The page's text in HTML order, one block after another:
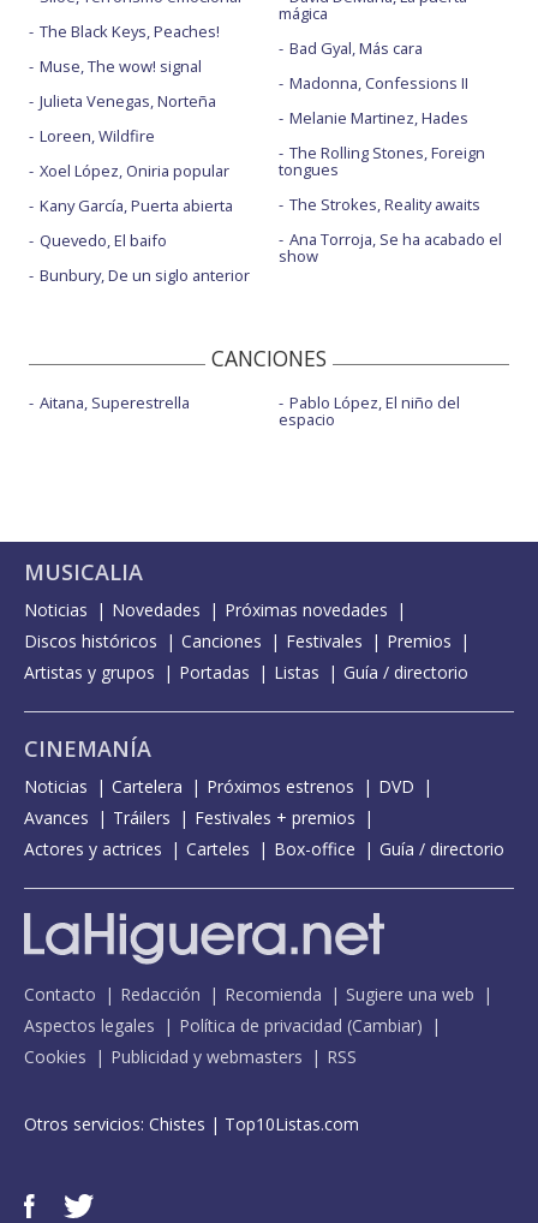
The Black Keys, Peaches!
Muse, The wow! signal
Julieta Venegas, Norteña
Loreen, Wildfire
Xoel López, Oniria popular
Kany García, Puerta abierta
Quevedo, El baifo
Bunbury, De un siglo anterior
mágica
Bad Gyal, Más cara
Madonna, Confessions II
Melanie Martinez, Hades
The Rolling Stones, Foreign
tongues
The Strokes, Reality awaits
Ana Torroja, Se ha acabado el
show
CANCIONES
Aitana, Superestrella Pablo López, El niño del
espacio
MUSICALIA
Noticias Novedades
Próximas novedades
Discos históricos
Canciones Festivales
Premios
Artistas y grupos
Portadas Listas Guía / directorio
CINEMANÍA
Noticias Cartelera Próximos estrenos
DVD
Avances
Tráilers
Festivales + premios
Actores y actrices
Carteles Box-office Guía / directorio
Contacto Redacción Recomienda
Sugiere una web
Aspectos legales
Política de privacidad (Cambiar)
Cookies
Publicidad y webmasters RSS
Otros servicios: Chistes | Top10Listas.com